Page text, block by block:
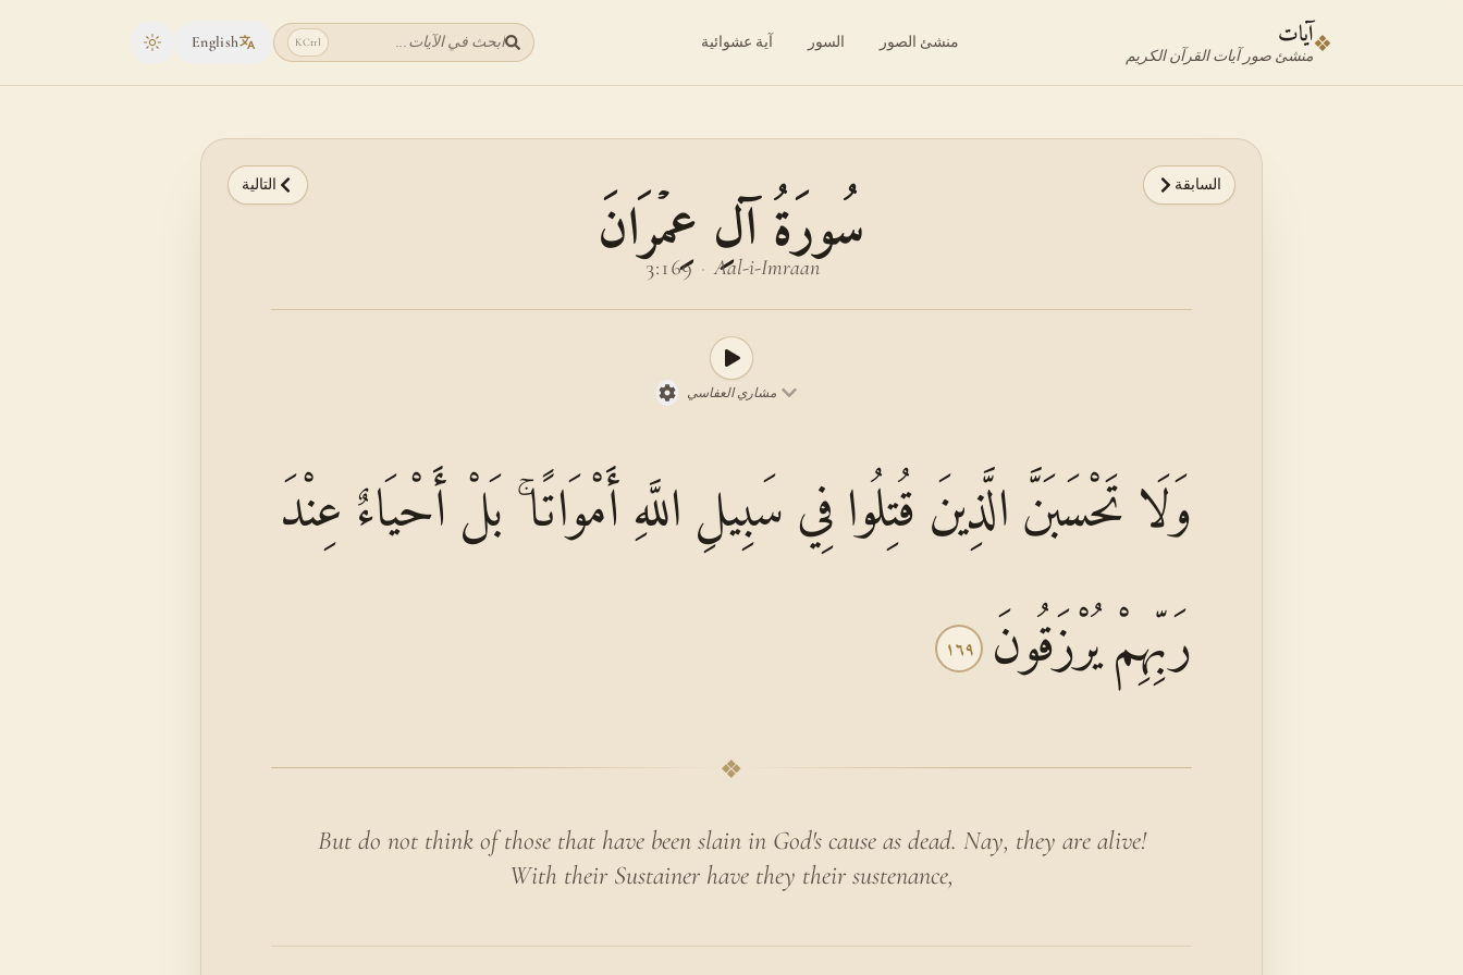
❖آيات
منشئ صور آيات القرآن الكريم
منشئ الصور السور آية عشوائية ابحث في الآيات... Ctrl
K
English
Toggle theme
السابقة التالية
سُورَةُ آلِ عِمۡرَانَ
Aal-i-Imraan
·
3:169
مشاري العفاسي
وَلَا تَحْسَبَنَّ الَّذِينَ قُتِلُوا فِي سَبِيلِ اللَّهِ أَمْوَاتًا ۚ بَلْ أَحْيَاءٌ عِنْدَ
رَبِّهِمْ يُرْزَقُونَ ١٦٩
❖
But do not think of those that have been slain in God's cause as dead. Nay, they are alive!
With their Sustainer have they their sustenance,